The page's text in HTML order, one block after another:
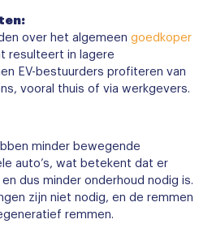
over het algemeengoedkoper
resulteert in lagere
EV-bestuurders profiteren van
vooral thuis of via werkgevers.
minder bewegende
auto’s, wat betekent dat er
dus minder onderhoud nodig is.
zijn niet nodig, en de remmen
remmen.